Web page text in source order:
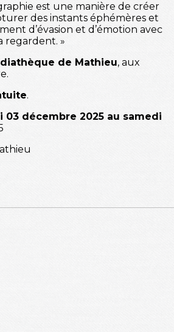
est une manière de créer
des instants éphémères et
d’évasion et d’émotion avec
regardent. »
de Mathieu, aux
.
03 décembre 2025 au samedi